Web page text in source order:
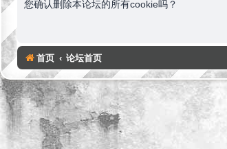
您确认删除本论坛的所有cookie吗？
首页 论坛首页